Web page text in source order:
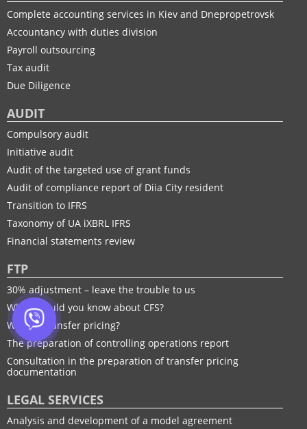
Complete accounting services in Kiev and Dnepropetrovsk
Accountancy with duties division
Payroll outsourcing
Tax audit
Due Diligence
AUDIT
Compulsory audit
Initiative audit
Audit of the targeted use of grant funds
Audit of compliance report of Diia City resident
Transition to IFRS
Taxonomy of UA іXBRL IFRS
Financial statements review
FTP
30% adjustment – leave the trouble to us
What should you know about CFS?
What is transfer pricing?
The preparation of controlling operations report
Consultation in the preparation of transfer pricing
documentation
LEGAL SERVICES
Analysis and development of a model agreement